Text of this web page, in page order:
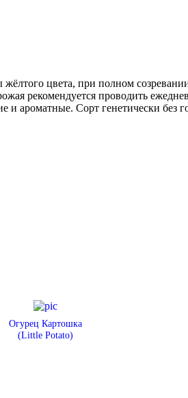
цвета, при полном
рекомендуется проводить
и ароматные. Сорт генетически
Огурец Картошка
(Little Potato)